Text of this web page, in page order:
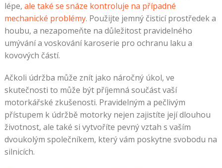
lépe, ale také se snáze kontroluje na případné
mechanické problémy. Použijte jemný čisticí prostředek a
houbu, a nezapomeňte na důležitost pravidelného
umývání a voskování karoserie pro ochranu laku a
kovových částí.
Ačkoli údržba může znít jako náročný úkol, ve
skutečnosti to může být příjemná součást vaší
motorkářské zkušenosti. Pravidelným a pečlivým
přístupem k údržbě motorky nejen zajistíte její dlouhou
životnost, ale také si vytvoříte pevný vztah s vaším
dvoukolým společníkem, který vám poskytne svobodu na
silnicích.